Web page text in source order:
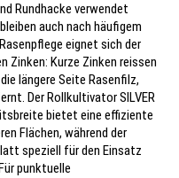
Rundhacke verwendet
auch nach häufigem
eignet sich der
Zinken: Kurze Zinken reissen
längere Seite Rasenfilz,
Der Rollkultivator SILVER
bietet eine effiziente
Flächen, während der
speziell für den Einsatz
punktuelle